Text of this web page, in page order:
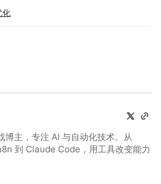
化
博主，专注 AI 与自动化技术。从
到 Claude Code，用工具改变能力